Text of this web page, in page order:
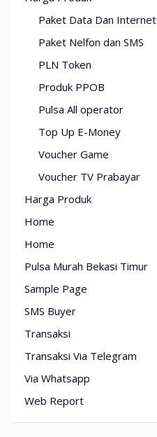
Paket Data Dan Internet
Paket Nelfon dan SMS
PLN Token
Produk PPOB
Pulsa All operator
Top Up E-Money
Voucher Game
Voucher TV Prabayar
Harga Produk
Home
Home
Pulsa Murah Bekasi Timur
Sample Page
SMS Buyer
Transaksi
Transaksi Via Telegram
Via Whatsapp
Web Report